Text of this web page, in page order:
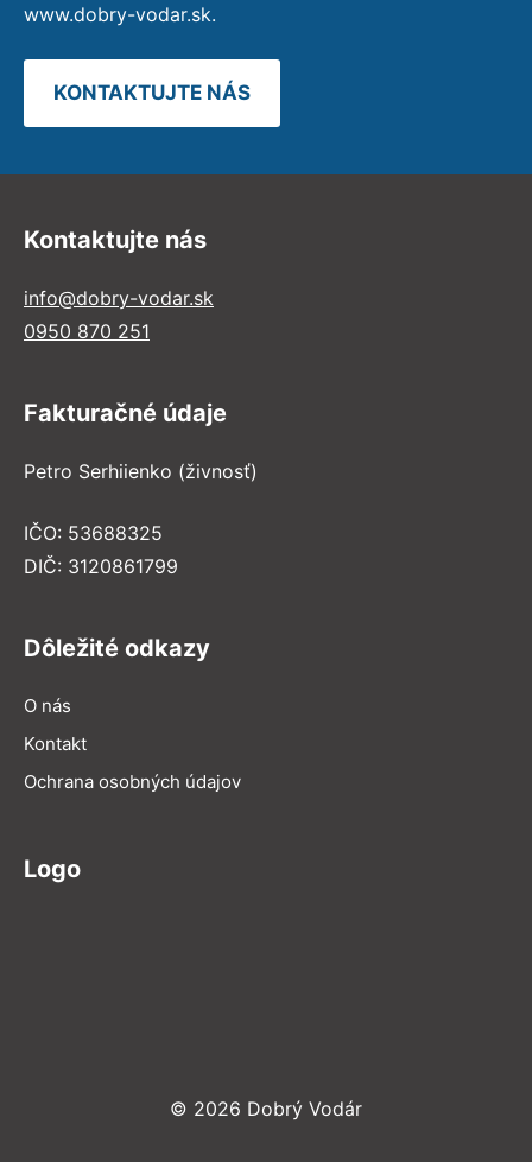
www.dobry-vodar.sk.
KONTAKTUJTE NÁS
Kontaktujte nás
info@dobry-vodar.sk
0950 870 251
Fakturačné údaje
Petro Serhiienko (živnosť)
IČO: 53688325
DIČ: 3120861799
Dôležité odkazy
O nás
Kontakt
Ochrana osobných údajov
Logo
© 2026 Dobrý Vodár